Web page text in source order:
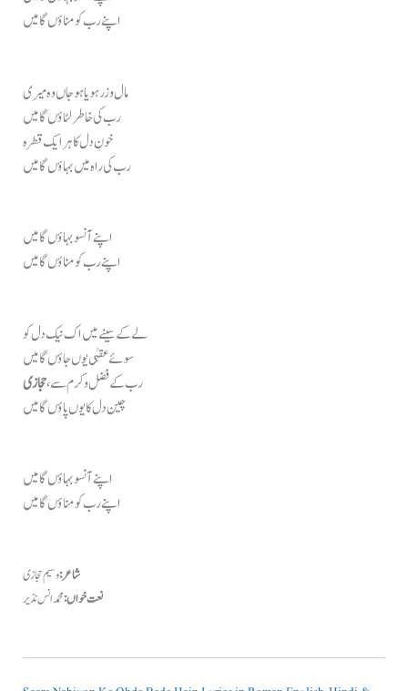
اپنے رب کو مناؤں گا میں
مال و زر ہو یا ہو جاں وہ میری
رب کی خاطر لٹاؤں گا میں
خونِ دل کا ہر ایک قطرہ
رب کی راہ میں بہاؤں گا میں
اپنے آنسو بہاؤں گا میں
اپنے رب کو مناؤں گا میں
لے کے سینے میں اک نیک دل کو
سوئے عقبٰی یوں جاؤں گا میں
رب کے فضل و کرم سے،حجازی
چین دل کا یوں پاؤں گا میں
اپنے آنسو بہاؤں گا میں
اپنے رب کو مناؤں گا میں
شاعر:وسیم حجازی
نعت خواں:محمد انس نذیر